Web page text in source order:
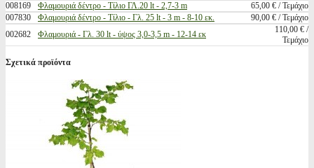
008169
Φλαμουριά δέντρο - Τίλιο ΓΛ.20 lt - 2,7-3 m
65,00 € / Τεμάχιο
007830
Φλαμουριά δέντρο - Τίλιο - Γλ. 25 lt - 3 m - 8-10 εκ.
90,00 € / Τεμάχιο
002682
Φλαμουριά - Γλ. 30 lt - ύψος 3,0-3,5 m - 12-14 εκ
110,00 € /
Τεμάχιο
Σχετικά προϊόντα